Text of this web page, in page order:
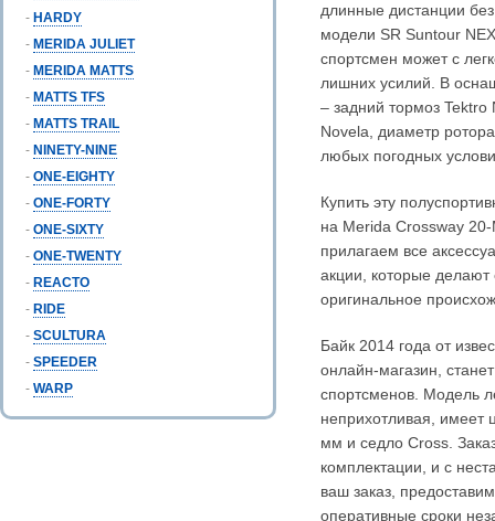
- HARDY
- MERIDA JULIET
- MERIDA MATTS
- MATTS TFS
- MATTS TRAIL
- NINETY-NINE
- ONE-EIGHTY
- ONE-FORTY
- ONE-SIXTY
- ONE-TWENTY
- REACTO
- RIDE
- SCULTURA
- SPEEDER
- WARP
длинные дистанции
модели SR Suntour
спортсмен может с
лишних усилий. В
– задний тормоз
Novela, диаметр
любых погодных
Купить эту
на Merida Crossway
прилагаем все
акции, которые
оригинальное
Байк 2014 года от
онлайн-магазин,
спортсменов. Модель
неприхотливая, имеет
мм и седло Cross.
комплектации, и с
ваш заказ,
оперативные сроки